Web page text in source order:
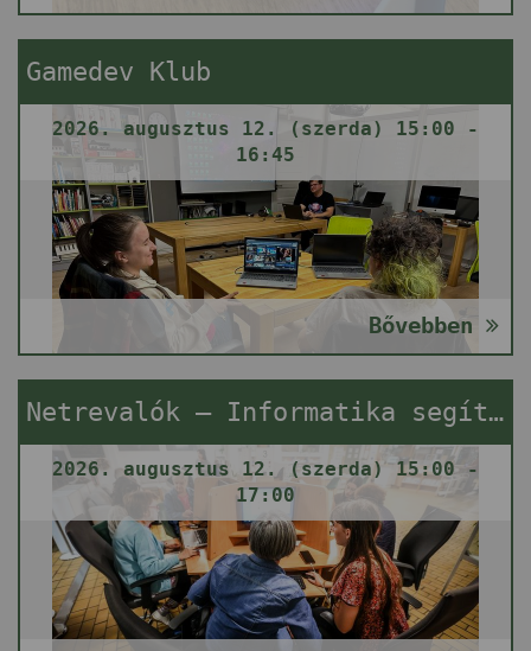
Gamedev Klub
2026. augusztus 12. (szerda) 15:00 -
16:45
Bővebben
Netrevalók – Informatika segítségnyújtás
2026. augusztus 12. (szerda) 15:00 -
17:00